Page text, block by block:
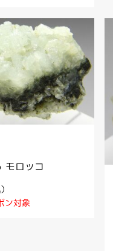
モロッコ
）
ン対象